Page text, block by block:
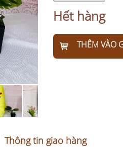
Hết hàng
THÊM VÀO
Thông tin giao hàng